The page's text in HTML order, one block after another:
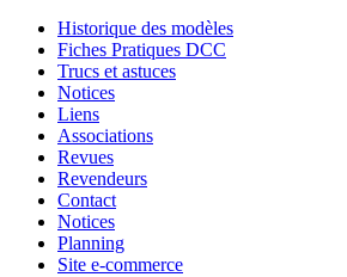
Historique des modèles
Fiches Pratiques DCC
Trucs et astuces
Notices
Liens
Associations
Revues
Revendeurs
Contact
Notices
Planning
Site e-commerce